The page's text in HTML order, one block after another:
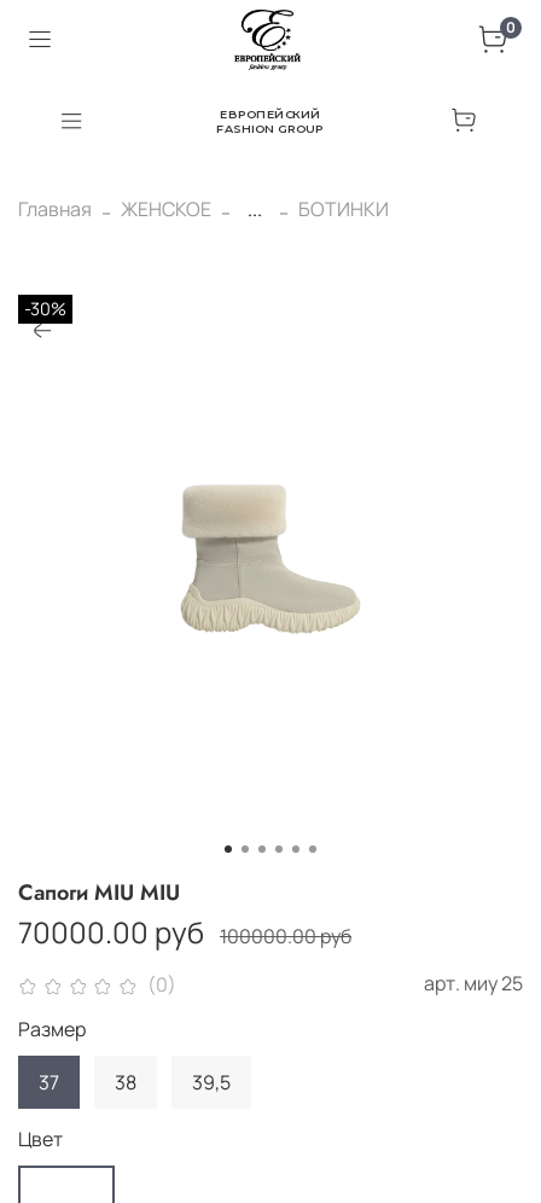
0
ЕВРОПЕЙСКИЙ
FASHION GROUP
Главная ЖЕНСКОЕ ... БОТИНКИ
-30%
(0) арт. миу 25
Сапоги MIU MIU
70000.00 руб 100000.00 руб
Размер
37
38 39,5
Цвет